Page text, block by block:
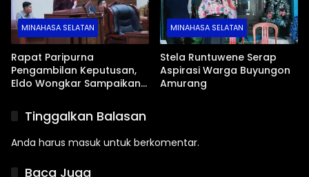
MINAHASA SELATAN
Rapat Paripurna
Pengambilan Keputusan,
Eldo Wongkar Sampaikan
Kepemudaan
MINAHASA SELATAN
Stela Runtuwene Serap
Aspirasi Warga Buyungon
Amurang
Tinggalkan Balasan
Anda harus masuk untuk berkomentar.
Baca Juga